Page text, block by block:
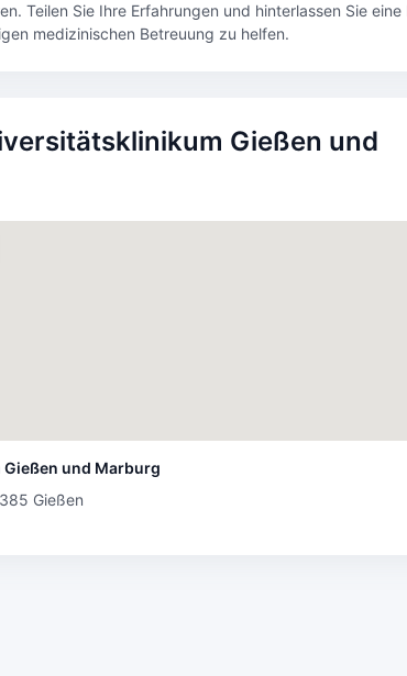
Teilen Sie Ihre Erfahrungen und hinterlassen Sie
medizinischen Betreuung zu helfen.
Gießen und
und Marburg
Gießen